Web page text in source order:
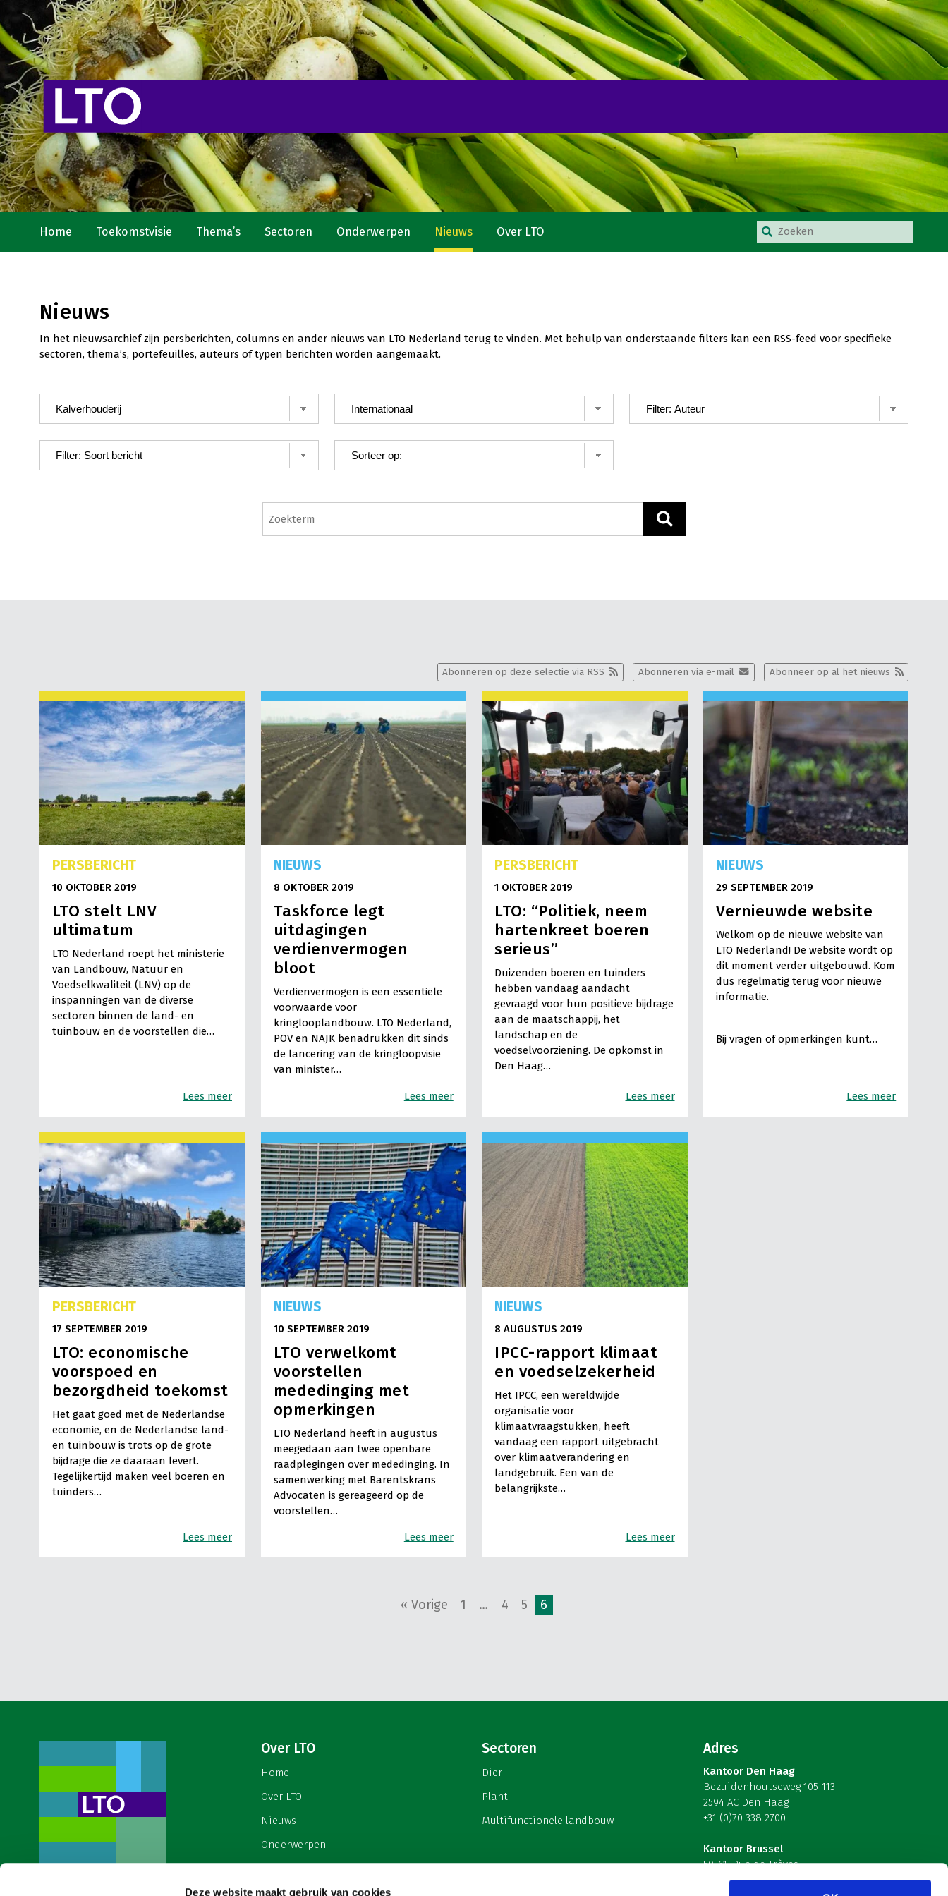
Deze website maakt gebruik van cookies
Home Toekomstvisie Thema’s Sectoren Onderwerpen Nieuws Over LTO
Nieuws
In het nieuwsarchief zijn persberichten, columns en ander nieuws van LTO Nederland terug te vinden. Met behulp van onderstaande filters kan een RSS-feed voor specifieke
sectoren, thema’s, portefeuilles, auteurs of typen berichten worden aangemaakt.
Abonneer op al het nieuws
Abonneren via e-mail
Abonneren op deze selectie via RSS
PERSBERICHT
10 OKTOBER 2019
LTO stelt LNV
ultimatum
LTO Nederland roept het ministerie
van Landbouw, Natuur en
Voedselkwaliteit (LNV) op de
inspanningen van de diverse
sectoren binnen de land- en
tuinbouw en de voorstellen die…
Lees meer
NIEUWS
8 OKTOBER 2019
Taskforce legt
uitdagingen
verdienvermogen
bloot
Verdienvermogen is een essentiële
voorwaarde voor
kringlooplandbouw. LTO Nederland,
POV en NAJK benadrukken dit sinds
de lancering van de kringloopvisie
van minister…
Lees meer
PERSBERICHT
1 OKTOBER 2019
LTO: “Politiek, neem
hartenkreet boeren
serieus”
Duizenden boeren en tuinders
hebben vandaag aandacht
gevraagd voor hun positieve bijdrage
aan de maatschappij, het
landschap en de
voedselvoorziening. De opkomst in
Den Haag…
Lees meer
NIEUWS
29 SEPTEMBER 2019
Vernieuwde website
Welkom op de nieuwe website van
LTO Nederland! De website wordt op
dit moment verder uitgebouwd. Kom
dus regelmatig terug voor nieuwe
informatie.
Bij vragen of opmerkingen kunt…
Lees meer
PERSBERICHT
17 SEPTEMBER 2019
LTO: economische
voorspoed en
bezorgdheid toekomst
Het gaat goed met de Nederlandse
economie, en de Nederlandse land-
en tuinbouw is trots op de grote
bijdrage die ze daaraan levert.
Tegelijkertijd maken veel boeren en
tuinders…
Lees meer
NIEUWS
10 SEPTEMBER 2019
LTO verwelkomt
voorstellen
mededinging met
opmerkingen
LTO Nederland heeft in augustus
meegedaan aan twee openbare
raadplegingen over mededinging. In
samenwerking met Barentskrans
Advocaten is gereageerd op de
voorstellen…
Lees meer
NIEUWS
8 AUGUSTUS 2019
IPCC-rapport klimaat
en voedselzekerheid
Het IPCC, een wereldwijde
organisatie voor
klimaatvraagstukken, heeft
vandaag een rapport uitgebracht
over klimaatverandering en
landgebruik. Een van de
belangrijkste…
Lees meer
« Vorige 1 … 4 5 6
Over LTO
Home
Over LTO
Nieuws
Onderwerpen
Contact
Sectoren
Dier
Plant
Multifunctionele landbouw
Adres
Kantoor Den Haag
Bezuidenhoutseweg 105-113
2594 AC Den Haag
+31 (0)70 338 2700
Kantoor Brussel
59-61, Rue de Trèves
B-1040 Brussel – België